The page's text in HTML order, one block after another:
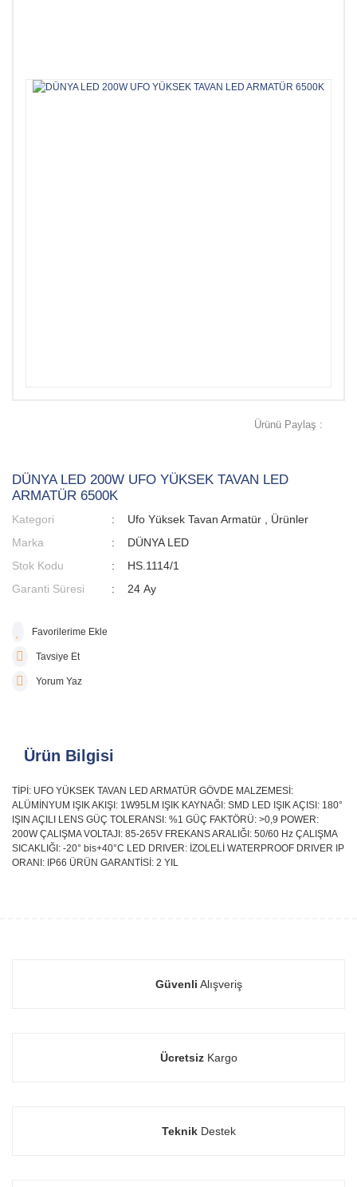
Ürünü Paylaş :
DÜNYA LED 200W UFO YÜKSEK TAVAN LED
ARMATÜR 6500K
Kategori Ufo Yüksek Tavan Armatür
Ürünler
Marka
DÜNYA LED
Stok Kodu
HS.1114/1
Garanti Süresi
24 Ay
Tavsiye Et
Yorum Yaz
Ürün Bilgisi
TİPİ: UFO YÜKSEK TAVAN LED ARMATÜR GÖVDE MALZEMESİ:
ALÜMİNYUM IŞIK AKIŞI: 1W95LM IŞIK KAYNAĞI: SMD LED IŞIK AÇISI: 180°
IŞIN AÇILI LENS GÜÇ TOLERANSI: %1 GÜÇ FAKTÖRÜ: >0,9 POWER:
200W ÇALIŞMA VOLTAJI: 85-265V FREKANS ARALIĞI: 50/60 Hz ÇALIŞMA
SICAKLIĞI: -20° bis+40°C LED DRIVER: İZOLELİ WATERPROOF DRIVER IP
ORANI: IP66 ÜRÜN GARANTİSİ: 2 YIL
Güvenli Alışveriş
ÜcretsizKargo
TeknikDestek